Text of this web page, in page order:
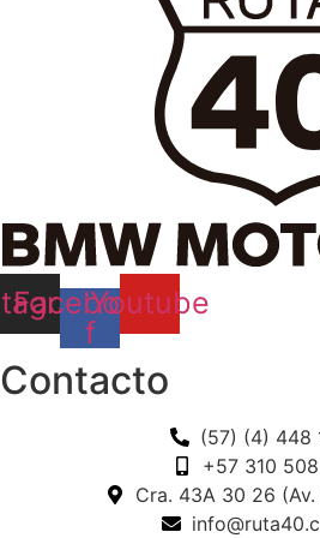
Facebook-
f
Youtube
Contacto
(57) (4) 448
+57 310 508
Cra. 43A 30 26